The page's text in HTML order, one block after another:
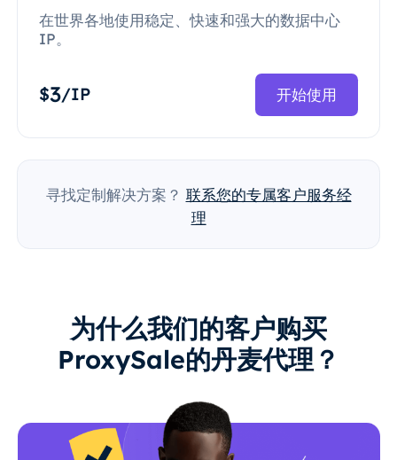
在世界各地使用稳定、快速和强大的数据中心
IP。
$3/IP 开始使用
寻找定制解决方案？ 联系您的专属客户服务经
理
为什么我们的客户购买
ProxySale的丹麦代理？